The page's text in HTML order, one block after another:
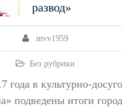
развод»
mvv1959
Без рубрики
года в культурно-
подведены итоги